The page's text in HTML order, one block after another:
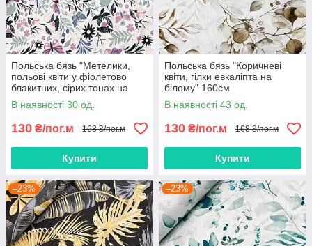
Польська бязь "Метелики,
польові квіти у фіолетово
блакитних, сірих тонах на
білому" 160см
В наявності 30 од.
130 ₴/пог.м 168 ₴/пог.м
Купити
Польська бязь "Коричневі
квіти, гілки евкаліпта на
білому" 160см
В наявності 43 од.
130 ₴/пог.м 168 ₴/пог.м
Купити
–23% –23%